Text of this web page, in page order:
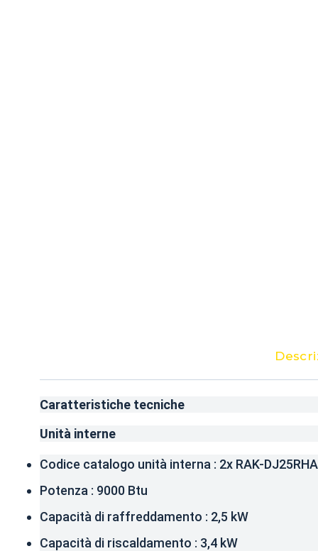
Caratteristiche tecniche
Unità interne
Codice catalogo unità interna : 2x RAK-
Potenza : 9000 Btu
Capacità di raffreddamento : 2,5 kW
Capacità di riscaldamento : 3,4 kW